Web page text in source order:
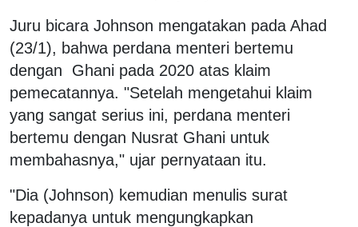
Juru bicara Johnson mengatakan pada Ahad
(23/1), bahwa perdana menteri bertemu
dengan Ghani pada 2020 atas klaim
pemecatannya. "Setelah mengetahui klaim
yang sangat serius ini, perdana menteri
bertemu dengan Nusrat Ghani untuk
membahasnya," ujar pernyataan itu.
"Dia (Johnson) kemudian menulis surat
kepadanya untuk mengungkapkan